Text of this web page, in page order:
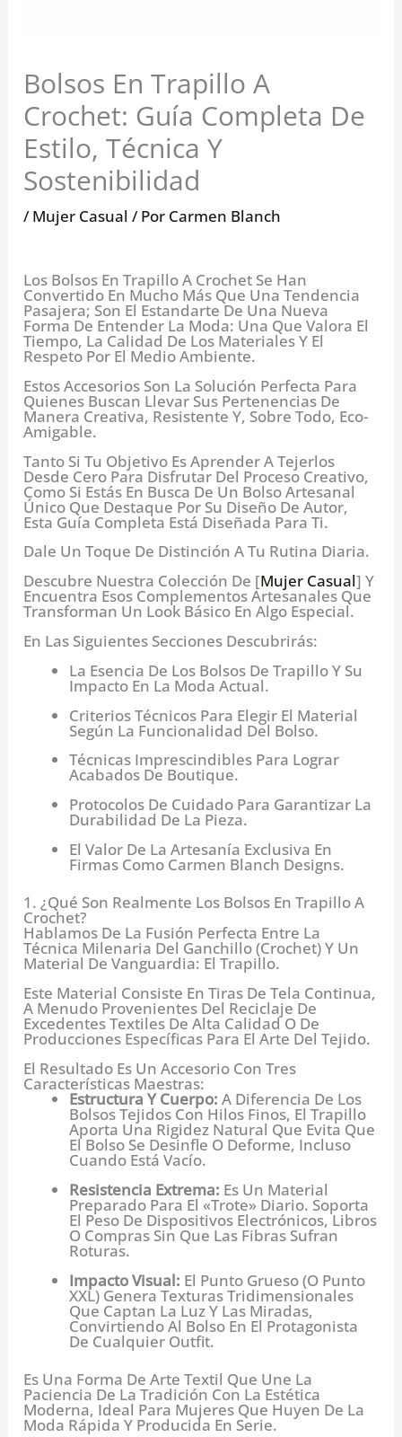
Bolsos En Trapillo A
Crochet: Guía Completa De
Estilo, Técnica Y
Sostenibilidad
/Mujer Casual / Por Carmen Blanch
Los Bolsos En Trapillo A Crochet Se Han
Convertido En Mucho Más Que Una Tendencia
Pasajera; Son El Estandarte De Una Nueva
Forma De Entender La Moda: Una Que Valora El
Tiempo, La Calidad De Los Materiales Y El
Respeto Por El Medio Ambiente.
Estos Accesorios Son La Solución Perfecta Para
Quienes Buscan Llevar Sus Pertenencias De
Manera Creativa, Resistente Y, Sobre Todo, Eco-
Amigable.
Tanto Si Tu Objetivo Es Aprender A Tejerlos
Desde Cero Para Disfrutar Del Proceso Creativo,
Como Si Estás En Busca De Un Bolso Artesanal
Único Que Destaque Por Su Diseño De Autor,
Esta Guía Completa Está Diseñada Para Ti.
Dale Un Toque De Distinción A Tu Rutina Diaria.
Descubre Nuestra Colección De [Mujer Casual] Y
Encuentra Esos Complementos Artesanales Que
Transforman Un Look Básico En Algo Especial.
En Las Siguientes Secciones Descubrirás:
La Esencia De Los Bolsos De Trapillo Y Su
Impacto En La Moda Actual.
Criterios Técnicos Para Elegir El Material
Según La Funcionalidad Del Bolso.
Técnicas Imprescindibles Para Lograr
Acabados De Boutique.
Protocolos De Cuidado Para Garantizar La
Durabilidad De La Pieza.
El Valor De La Artesanía Exclusiva En
Firmas Como Carmen Blanch Designs.
1. ¿Qué Son Realmente Los Bolsos En Trapillo A
Crochet?
Hablamos De La Fusión Perfecta Entre La
Técnica Milenaria Del Ganchillo (crochet) Y Un
Material De Vanguardia: El Trapillo.
Este Material Consiste En Tiras De Tela Continua,
A Menudo Provenientes Del Reciclaje De
Excedentes Textiles De Alta Calidad O De
Producciones Específicas Para El Arte Del Tejido.
El Resultado Es Un Accesorio Con Tres
Características Maestras:
Estructura Y Cuerpo: A Diferencia De Los
Bolsos Tejidos Con Hilos Finos, El Trapillo
Aporta Una Rigidez Natural Que Evita Que
El Bolso Se Desinfle O Deforme, Incluso
Cuando Está Vacío.
Resistencia Extrema: Es Un Material
Preparado Para El «trote» Diario. Soporta
El Peso De Dispositivos Electrónicos, Libros
O Compras Sin Que Las Fibras Sufran
Roturas.
Impacto Visual: El Punto Grueso (o Punto
XXL) Genera Texturas Tridimensionales
Que Captan La Luz Y Las Miradas,
Convirtiendo Al Bolso En El Protagonista
De Cualquier Outfit.
Es Una Forma De Arte Textil Que Une La
Paciencia De La Tradición Con La Estética
Moderna, Ideal Para Mujeres Que Huyen De La
Moda Rápida Y Producida En Serie.